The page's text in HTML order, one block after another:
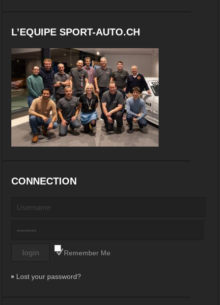
L’EQUIPE SPORT-AUTO.CH
CONNECTION
Remember Me
Lost your password?